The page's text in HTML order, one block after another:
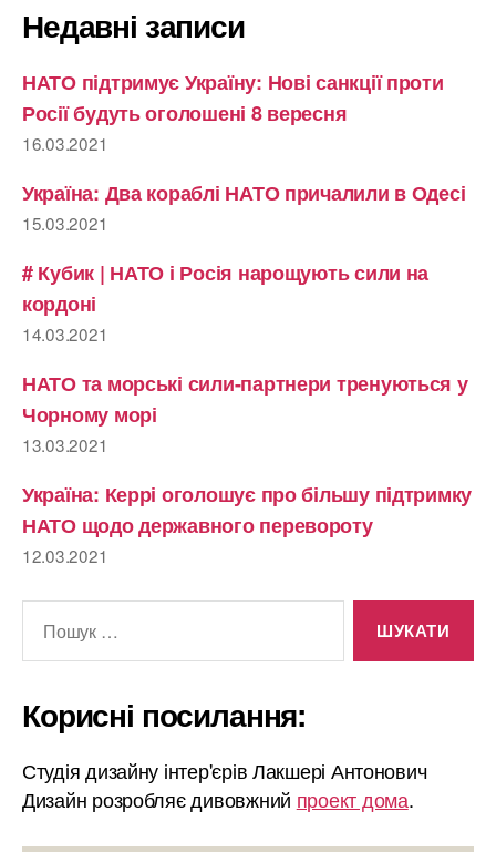
Недавні записи
НАТО підтримує Україну: Нові санкції проти
Росії будуть оголошені 8 вересня
16.03.2021
Україна: Два кораблі НАТО причалили в Одесі
15.03.2021
# Кубик | НАТО і Росія нарощують сили на
кордоні
14.03.2021
НАТО та морські сили-партнери тренуються у
Чорному морі
13.03.2021
Україна: Керрі оголошує про більшу підтримку
НАТО щодо державного перевороту
12.03.2021
Корисні посилання:
Студія дизайну інтер'єрів Лакшері Антонович
Дизайн розробляє дивовжний проект дома.